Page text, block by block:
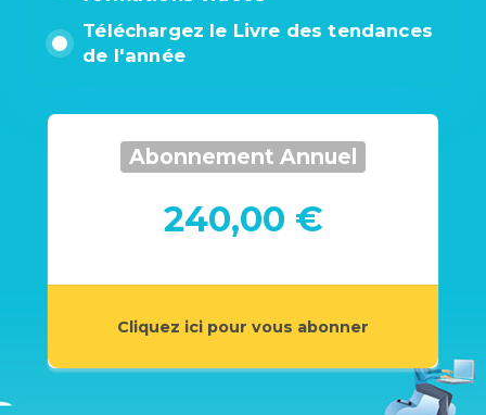
Téléchargez le Livre des tendances
de l'année
Abonnement Annuel
240,00 €
Cliquez ici pour vous abonner